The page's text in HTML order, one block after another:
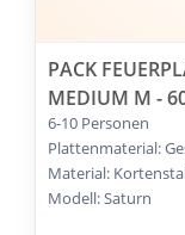
PACK
MEDIUM M -
6-10 Personen
Plattenmaterial:
Material:
Modell: Saturn